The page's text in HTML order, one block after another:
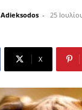
Adieksodos - 25
X